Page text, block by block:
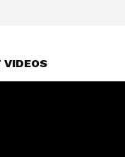
VIDEOS